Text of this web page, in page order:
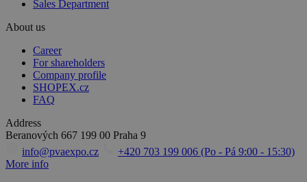
Sales Department
About us
Career
For shareholders
Company profile
SHOPEX.cz
FAQ
Address
Beranových 667 199 00 Praha 9
info@pvaexpo.cz
+420 703 199 006 (Po - Pá 9:00 - 15:30)
More info